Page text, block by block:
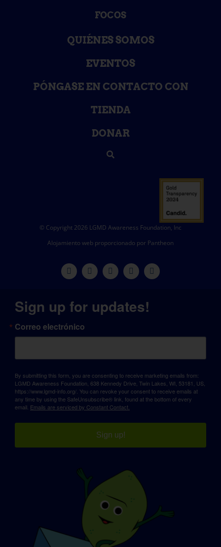
FOCOS
QUIÉNES SOMOS
EVENTOS
PÓNGASE EN CONTACTO CON
TIENDA
DONAR
© Copyright 2026 LGMD Awareness Foundation, Inc
Alojamiento web proporcionado por Pantheon
Sign up for updates!
Correo electrónico
By submitting this form, you are consenting to receive marketing emails from:
LGMD Awareness Foundation, 638 Kennedy Drive, Twin Lakes, WI, 53181, US,
https://www.lgmd-info.org/. You can revoke your consent to receive emails at
any time by using the SafeUnsubscribe® link, found at the bottom of every
email. Emails are serviced by Constant Contact.
Sign up!